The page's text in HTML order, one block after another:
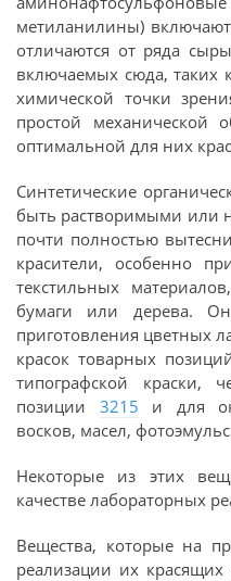
метиланилины)
отличаются от ряда
включаемых сюда, таких
химической точки
простой механической
оптимальной для них
Синтетические
быть растворимыми или
почти полностью
красители, особенно
текстильных
бумаги или дерева.
приготовления цветных
красок товарных
типографской краски,
позиции 3215 и для
восков, масел,
Некоторые из этих
качестве лабораторных
Вещества, которые на
реализации их